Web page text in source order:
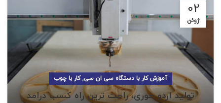
02
ژوئن
آموزش کار با دستگاه سی ان سی,کار با چوب
تولید اردو خوری، راحت ترین راه کسب درامد